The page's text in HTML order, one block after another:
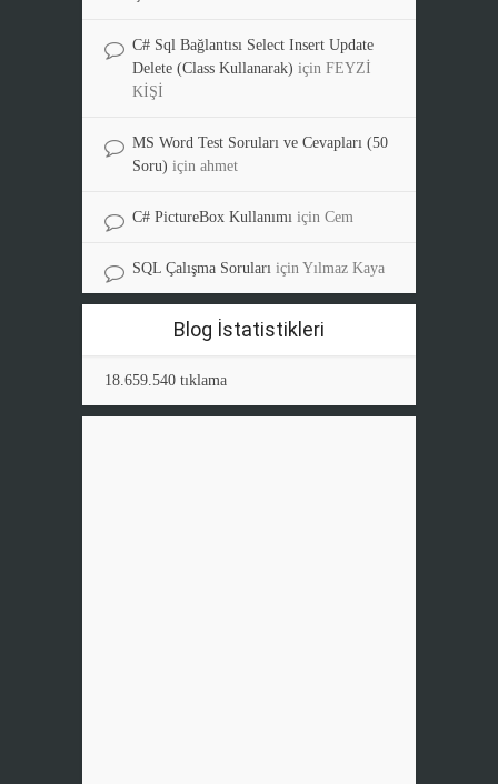
C# Sql Bağlantısı Select Insert Update
Delete (Class Kullanarak) için FEYZİ
KİŞİ
MS Word Test Soruları ve Cevapları (50
Soru) için ahmet
C# PictureBox Kullanımı için Cem
SQL Çalışma Soruları için Yılmaz Kaya
Blog İstatistikleri
18.659.540 tıklama